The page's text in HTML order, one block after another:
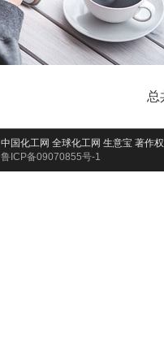
总
中国化工网 全球化工网 生意宝 著作权
鲁ICP备09070855号-1